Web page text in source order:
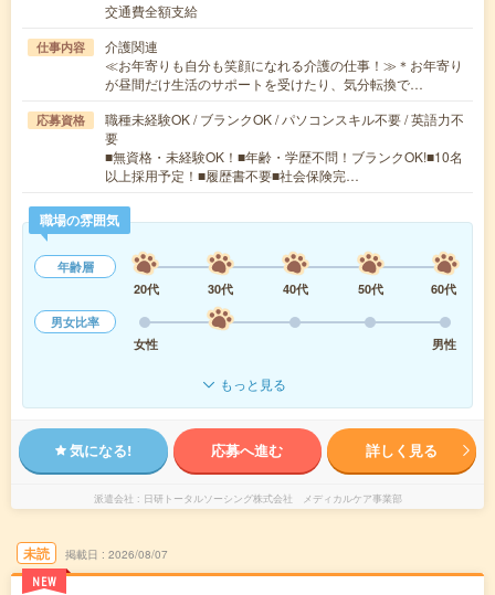
交通費全額支給
仕事内容
介護関連
≪お年寄りも自分も笑顔になれる介護の仕事！≫＊お年寄り
が昼間だけ生活のサポートを受けたり、気分転換で…
応募資格
職種未経験OK / ブランクOK / パソコンスキル不要 / 英語力不
要
■無資格・未経験OK！■年齢・学歴不問！ブランクOK!■10名
以上採用予定！■履歴書不要■社会保険完…
職場の雰囲気
年齢層
20代
30代 40代 50代
60代
男女比率
女性
男性
もっと見る
気になる! 応募へ進む 詳しく見る
派遣会社 日研トータルソーシング株式会社 メディカルケア事業部
未読
NEW
掲載日 2026/08/07